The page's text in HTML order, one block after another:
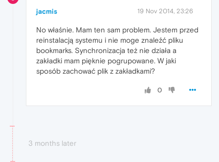
jacmis 19 Nov 2014, 23:26
No właśnie. Mam ten sam problem. Jestem przed
reinstalacją systemu i nie moge znaleźć pliku
bookmarks. Synchronizacja też nie działa a
zakładki mam pięknie pogrupowane. W jaki
sposób zachować plik z zakładkami?
0
3 months later